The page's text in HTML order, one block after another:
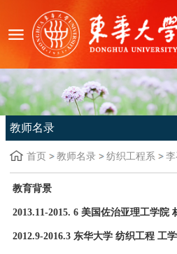
教师名录
首页 教师名录 纺织工程系
教育背景
2013.11-2015. 6 美国佐治亚理工学院
2012.9-2016.3 东华大学 纺织工程 工